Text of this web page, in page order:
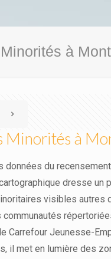
à
Minorités à
données du
dresse un
visibles autres
Carrefour Jeunesse-
il met en lumière des